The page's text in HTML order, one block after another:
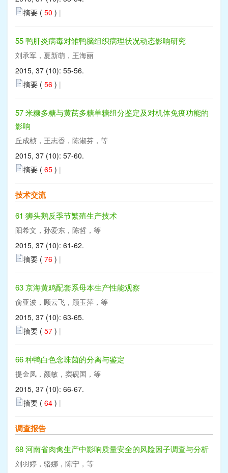
摘要 ( 50 ) |
55 鸭肝炎病毒对雏鸭脑组织病理状况动态影响研究
刘承军，夏新萌，王海丽
2015, 37 (10): 55-56.
摘要 ( 56 ) |
57 米糠多糖与黄芪多糖单糖组分鉴定及对机体免疫功能的
影响
丘成桢，王志香，陈淑芬，等
2015, 37 (10): 57-60.
摘要 ( 65 ) |
技术交流
61 狮头鹅反季节繁殖生产技术
阳希文，孙爱东，陈哲，等
2015, 37 (10): 61-62.
摘要 ( 76 ) |
63 京海黄鸡配套系母本生产性能观察
俞亚波，顾云飞，顾玉萍，等
2015, 37 (10): 63-65.
摘要 ( 57 ) |
66 种鸭白色念珠菌的分离与鉴定
提金凤，颜敏，窦砚国，等
2015, 37 (10): 66-67.
摘要 ( 64 ) |
调查报告
68 河南省肉禽生产中影响质量安全的风险因子调查与分析
刘羽婷，骆娜，陈宁，等